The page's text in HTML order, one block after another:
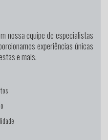
nossa equipe de especialistas
experiências únicas
e mais.